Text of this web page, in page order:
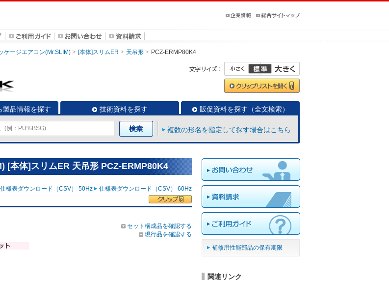
ケージエアコン(Mr.SLIM) [本体]スリムER 天吊形 PCZ-ERMP80K4
製品情報を探す 技術資料を探す 販促資料を探す（全文検索）
複数の形名を指定して探す場合はこちら
[本体]スリムER 天吊形 PCZ-ERMP80K4
仕様表ダウンロード（CSV） 50Hz 仕様表ダウンロード（CSV） 60Hz
セット構成品を確認する
現行品を確認する
補修用性能部品の保有期限
関連リンク